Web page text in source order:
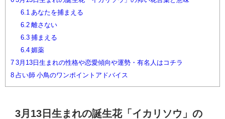
6.1
あなたを捕まえる
6.2離さない
6.3捕まえる
6.4媚薬
7 3月13日生まれの性格や恋愛傾向や運勢・有名人はコチラ
8 占い師 小鳥のワンポイントアドバイス
3月13日生まれの誕生花「イカリソウ」の